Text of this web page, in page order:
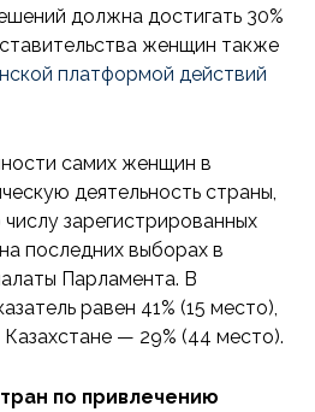
должна достигать 30%
женщин также
платформой действий
самих женщин в
деятельность страны,
зарегистрированных
последних выборах в
Парламента. В
равен 41% (15 место),
— 29% (44 место).
по привлечению